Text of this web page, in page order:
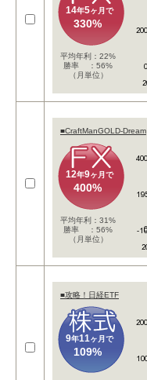
14年5ヶ月で
330%
平均年利：22%
勝率 ：56%
（月単位）
■CraftManGOLD-Dream
12年9ヶ月で
400%
平均年利：31%
勝率 ：56%
（月単位）
■攻略！日経ETF
9年11ヶ月で
109%